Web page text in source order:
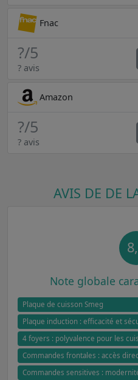
Fnac
?/5
? avis
Amazon
?/5
? avis
AVIS DE DE
Note globale
Plaque de cuisson Smeg
Plaque induction : efficacité et
4 foyers : polyvalence pour les
Commandes frontales : accès
Commandes sensitives :